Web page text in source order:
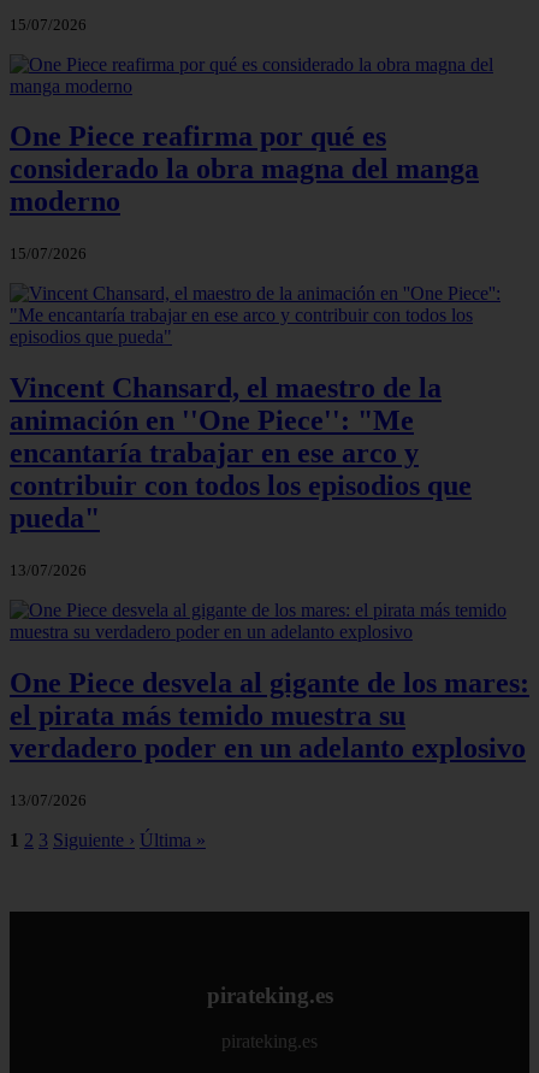
15/07/2026
One Piece reafirma por qué es
considerado la obra magna del manga
moderno
15/07/2026
Vincent Chansard, el maestro de la
animación en ''One Piece'': "Me
encantaría trabajar en ese arco y
contribuir con todos los episodios que
pueda"
13/07/2026
One Piece desvela al gigante de los mares:
el pirata más temido muestra su
verdadero poder en un adelanto explosivo
13/07/2026
1 2 3 Siguiente › Última »
pirateking.es
pirateking.es